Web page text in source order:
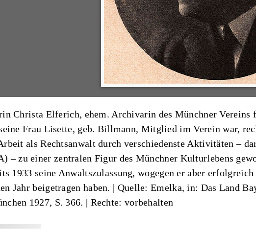
Christa Elferich, ehem. Archivarin des Münchner Vereins
Frau Lisette, geb. Billmann, Mitglied im Verein war,
als Rechtsanwalt durch verschiedenste Aktivitäten –
– zu einer zentralen Figur des Münchner Kulturlebens
1933 seine Anwaltszulassung, wogegen er aber
Jahr beigetragen haben. | Quelle: Emelka, in: Das Land
1927, S. 366. | Rechte: vorbehalten